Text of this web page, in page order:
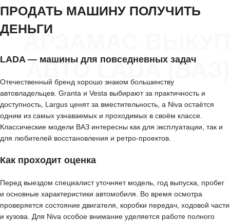
АРЗАМАС ВЫКУП
АВТО LADA (ВАЗ)
ПРОДАТЬ МАШИНУ ПОЛУЧИТЬ
ДЕНЬГИ
LADA — машины для повседневных задач
Отечественный бренд хорошо знаком большинству
автовладельцев. Granta и Vesta выбирают за практичность и
доступность, Largus ценят за вместительность, а Niva остаётся
одним из самых узнаваемых и проходимых в своём классе.
Классические модели ВАЗ интересны как для эксплуатации, так и
для любителей восстановления и ретро-проектов.
Как проходит оценка
Перед выездом специалист уточняет модель, год выпуска, пробег
и основные характеристики автомобиля. Во время осмотра
проверяется состояние двигателя, коробки передач, ходовой части
и кузова. Для Niva особое внимание уделяется работе полного